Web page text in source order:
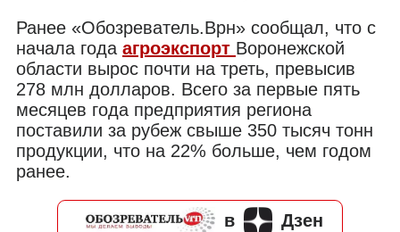
Ранее «Обозреватель.Врн» сообщал, что с
начала года агроэкспорт Воронежской
области вырос почти на треть, превысив
278 млн долларов. Всего за первые пять
месяцев года предприятия региона
поставили за рубеж свыше 350 тысяч тонн
продукции, что на 22% больше, чем годом
ранее.
в Дзен